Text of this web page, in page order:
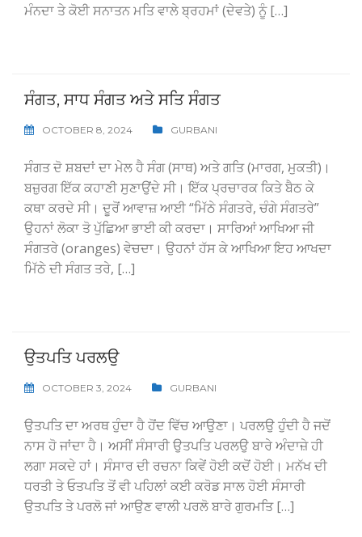
ਮੰਨਦਾ ਤੇ ਕੋਈ ਸਨਾਤਨ ਮਤਿ ਵਾਲੇ ਬ੍ਰਹਮਾਂ (ਦੇਵਤੇ) ਨੂੰ […]
ਸੰਗਤ, ਸਾਧ ਸੰਗਤ ਅਤੇ ਸਤਿ ਸੰਗਤ
OCTOBER 8, 2024 GURBANI
ਸੰਗਤ ਦੋ ਸ਼ਬਦਾਂ ਦਾ ਮੇਲ ਹੈ ਸੰਗ (ਸਾਥ) ਅਤੇ ਗਤਿ (ਮਾਰਗ, ਮੁਕਤੀ)।
ਬਜ਼ੁਰਗ ਇੱਕ ਕਹਾਣੀ ਸੁਣਾਉਂਦੇ ਸੀ। ਇੱਕ ਪ੍ਰਚਾਰਕ ਕਿਤੇ ਬੈਠ ਕੇ
ਕਥਾ ਕਰਦੇ ਸੀ। ਦੂਰੋਂ ਆਵਾਜ਼ ਆਈ “ਮਿੱਠੇ ਸੰਗਤਰੇ, ਚੰਗੇ ਸੰਗਤਰੇ”
ਉਹਨਾਂ ਲੋਕਾ ਤੋ ਪੁੱਛਿਆ ਭਾਈ ਕੀ ਕਰਦਾ। ਸਾਰਿਆਂ ਆਖਿਆ ਜੀ
ਸੰਗਤਰੇ (oranges) ਵੇਚਦਾ। ਉਹਨਾਂ ਹੱਸ ਕੇ ਆਖਿਆ ਇਹ ਆਖਦਾ
ਮਿੱਠੇ ਦੀ ਸੰਗਤ ਤਰੇ, […]
ਉਤਪਤਿ ਪਰਲਉ
OCTOBER 3, 2024 GURBANI
ਉਤਪਤਿ ਦਾ ਅਰਥ ਹੁੰਦਾ ਹੈ ਹੋਂਦ ਵਿੱਚ ਆਉਣਾ। ਪਰਲਉ ਹੁੰਦੀ ਹੈ ਜਦੋਂ
ਨਾਸ ਹੋ ਜਾਂਦਾ ਹੈ। ਅਸੀਂ ਸੰਸਾਰੀ ਉਤਪਤਿ ਪਰਲਉ ਬਾਰੇ ਅੰਦਾਜ਼ੇ ਹੀ
ਲਗਾ ਸਕਦੇ ਹਾਂ। ਸੰਸਾਰ ਦੀ ਰਚਨਾ ਕਿਵੇਂ ਹੋਈ ਕਦੋਂ ਹੋਈ। ਮਨੱਖ ਦੀ
ਧਰਤੀ ਤੇ ਓਤਪਤਿ ਤੋਂ ਵੀ ਪਹਿਲਾਂ ਕਈ ਕਰੋਡ ਸਾਲ ਹੋਈ ਸੰਸਾਰੀ
ਉਤਪਤਿ ਤੇ ਪਰਲੋ ਜਾਂ ਆਉਣ ਵਾਲੀ ਪਰਲੋ ਬਾਰੇ ਗੁਰਮਤਿ […]